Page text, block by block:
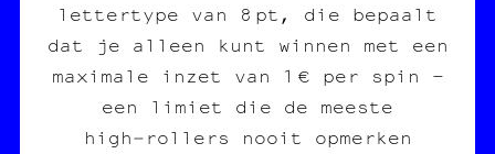
lettertype van 8 pt, die bepaalt
dat je alleen kunt winnen met een
maximale inzet van 1 € per spin –
een limiet die de meeste
high‑rollers nooit opmerken